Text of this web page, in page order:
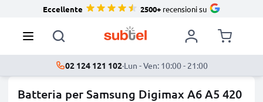
Eccellente 2500+recensioni su
02 124 121 102·Lun - Ven: 10:00 - 21:00
Batteria per Samsung Digimax A6 A5 420